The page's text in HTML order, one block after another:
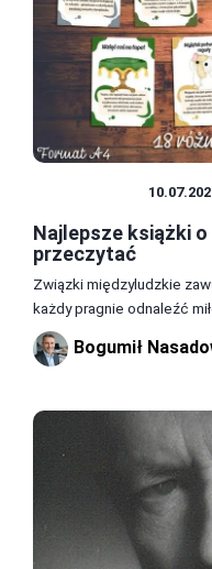
Najlepsze książki
przeczytać
Związki międzyludzkie
każdy pragnie odnaleźć
Bogumił